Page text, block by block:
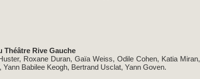
Théâtre Rive Gauche
Roxane Duran, Gaïa Weiss, Odile Cohen, Katia Miran,
Yann Babilee Keogh, Bertrand Usclat, Yann Goven.